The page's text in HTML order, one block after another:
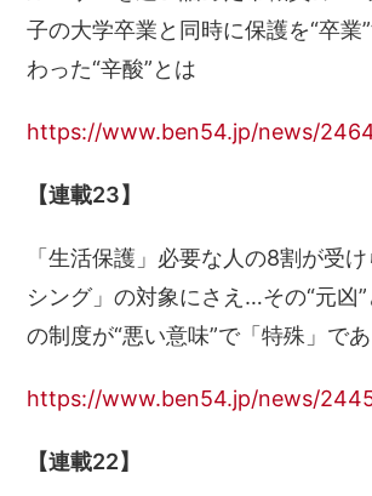
子の大学卒業と同時に保護を“卒業
わった“辛酸”とは
https://www.ben54.jp/news/
【連載23】
「生活保護」必要な人の8割が受
シング」の対象にさえ…その“元
の制度が“悪い意味”で「特殊」で
https://www.ben54.jp/news/
【連載22】